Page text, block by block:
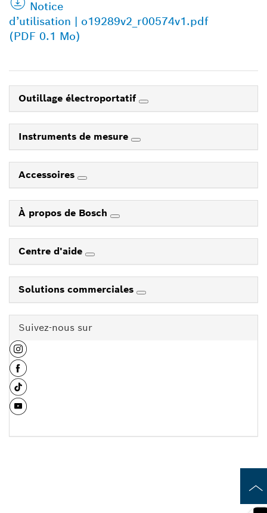
Notice
d’utilisation | o19289v2_r00574v1.pdf
(PDF 0.1 Mo)
Outillage électroportatif
Instruments de mesure
Accessoires
À propos de Bosch
Centre d'aide
Solutions commerciales
Suivez-nous sur